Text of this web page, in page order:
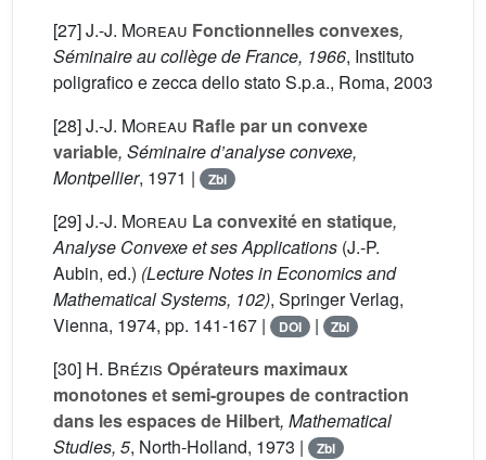
[27]J.-J. Moreau Fonctionnelles convexes,
Séminaire au collège de France, 1966, Instituto
poligrafico e zecca dello stato S.p.a., Roma, 2003
[28]J.-J. Moreau Rafle par un convexe
variable, Séminaire d’analyse convexe,
Montpellier, 1971 | Zbl
[29]J.-J. Moreau La convexité en statique,
Analyse Convexe et ses Applications (J.-P.
Aubin, ed.) (Lecture Notes in Economics and
Mathematical Systems, 102), Springer Verlag,
Vienna, 1974, pp. 141-167 |
DOI | Zbl
[30] H. Brézis Opérateurs maximaux
monotones et semi-groupes de contraction
dans les espaces de Hilbert, Mathematical
Studies, 5, North-Holland, 1973 | Zbl